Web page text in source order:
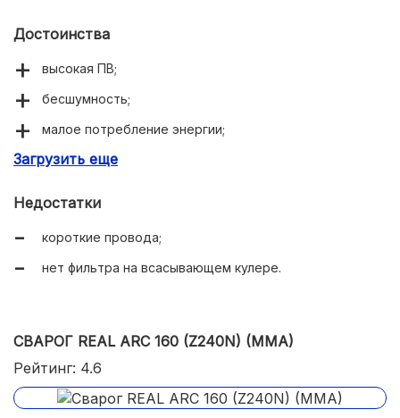
Достоинства
высокая ПВ;
бесшумность;
малое потребление энергии;
горячий старт.
Загрузить еще
Недостатки
короткие провода;
нет фильтра на всасывающем кулере.
СВАРОГ REAL ARC 160 (Z240N) (MMA)
Рейтинг: 4.6